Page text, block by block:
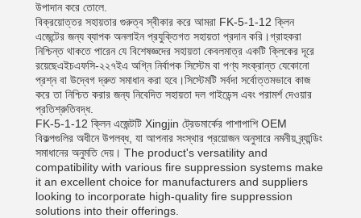
উপাদান করে তোলে.
বিক্রয়োত্তর সহায়তার গুরুত্ব স্বীকার করে আমরা FK-5-1-12 ক্লিন
এজেন্টের জন্য ব্যাপক অনলাইন প্রযুক্তিগত সহায়তা প্রদান করি।গ্রাহকরা
নিশ্চিন্ত থাকতে পারেন যে বিশেষজ্ঞদের সহায়তা কেবলমাত্র একটি ক্লিকের দূরে
রয়েছেএইচএফসি-২২৭ইএ অগ্নি নির্বাপক সিস্টেম বা পণ্য সংক্রান্ত যেকোনো
প্রশ্ন বা উদ্বেগ দ্রুত সমাধান করা হবে।সিস্টেমটি সর্বদা সর্বোত্তমভাবে কাজ
করে তা নিশ্চিত করার জন্য নিবেদিত সহায়তা দল গাইডেন্স এবং পরামর্শ দেওয়ার
প্রতিশ্রুতিবদ্ধ.
FK-5-1-12 ক্লিন এজেন্টটি Xingjin ট্রেডমার্কের পাশাপাশি OEM
বিকল্পগুলির অধীনে উপলব্ধ, যা আপনার সংস্থার প্রয়োজন অনুসারে নমনীয় ব্র্যান্ডিং
সমাধানের অনুমতি দেয়। The product's versatility and
compatibility with various fire suppression systems make
it an excellent choice for manufacturers and suppliers
looking to incorporate high-quality fire suppression
solutions into their offerings.